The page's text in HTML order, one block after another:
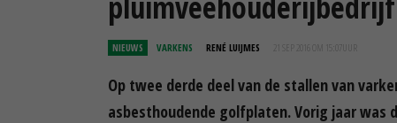
NIEUWS VARKENS RENÉ LUIJMES 21 SEP 2016 OM 15:07
Op twee derde deel van de stallen van
asbesthoudende golfplaten. Vorig jaar was